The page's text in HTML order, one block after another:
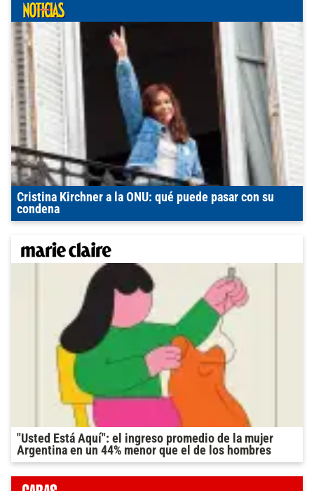
Cristina Kirchner a la ONU: qué puede pasar con su
condena
"Usted Está Aquí": el ingreso promedio de la mujer
Argentina en un 44% menor que el de los hombres